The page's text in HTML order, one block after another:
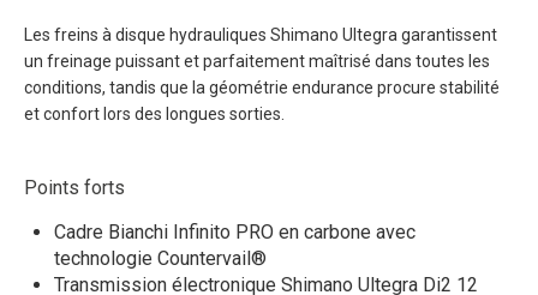
Les freins à disque hydrauliques Shimano Ultegra garantissent
un freinage puissant et parfaitement maîtrisé dans toutes les
conditions, tandis que la géométrie endurance procure stabilité
et confort lors des longues sorties.
Points forts
Cadre Bianchi Infinito PRO en carbone avec
technologie Countervail®
Transmission électronique Shimano Ultegra Di2 12